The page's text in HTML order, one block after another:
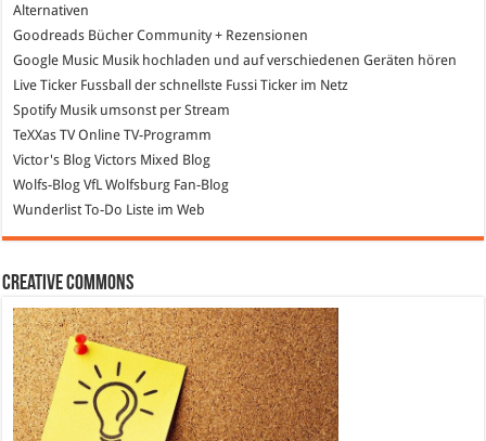
Alternativen
Goodreads Bücher Community + Rezensionen
Google Music Musik hochladen und auf verschiedenen Geräten hören
Live Ticker Fussball
der schnellste Fussi Ticker im Netz
SpotifyMusik umsonst per Stream
TeXXas TVOnline TV-Programm
Victor's Blog Victors Mixed Blog
Wolfs-Blog VfL Wolfsburg Fan-Blog
Wunderlist To-Do Liste im Web
Creative Commons